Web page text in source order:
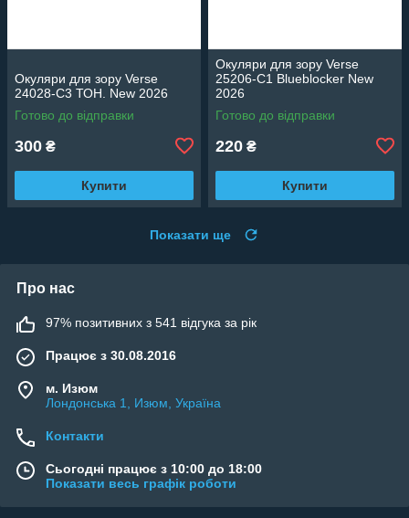
Окуляри для зору Verse
24028-C3 ТОН. New 2026
Готово до відправки
300 ₴
Купити
Окуляри для зору Verse
25206-C1 Blueblocker New
2026
Готово до відправки
220 ₴
Купити
Показати ще
Про нас
97% позитивних з 541 відгука за рік
Працює з 30.08.2016
м. Изюм
Лондонська 1, Изюм, Україна
Контакти
Сьогодні працює з 10:00 до 18:00
Показати весь графік роботи